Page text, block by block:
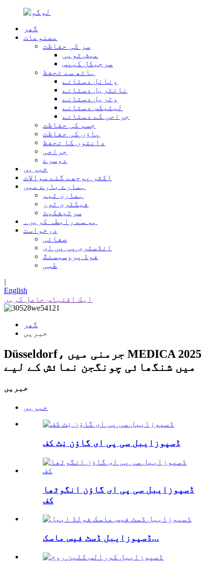
گھر
مصنوعات
سر کی حفاظت
میش ٹوپی
سرجیکل کیپس
ہاتھ سے تحفظ
ونائل دستانے
نائٹریل دستانے
وٹریل دستانے
لیٹیکس دستانے
جراحی کے دستانے
جسم کی حفاظت
پاؤں کی حفاظت
دانتوں کا تحفظ
جراحی
دوسرے
خبریں
اکثر پوچھے گئے سوالات
ہمارے بارے میں
ہماری ٹیم
فیکٹری ٹور
سرٹیفکیٹ
ہم سے رابطہ کریں۔
درخواست
صفائی
انڈسٹری پی پی ای
فوڈ پروسیسنگ
طبی
|
English
ایک اقتباس حاصل کریں
گھر
خبریں
Düsseldorf، جرمنی میں MEDICA 2025
میں شنگھائی چونگجن نمائش کے لیے
خبریں
خبریں
ڈسپوزایبل سی پی ای گاؤن نِٹ کف
ڈسپوزایبل سی پی ای گاؤن انگوٹھا
کف
ڈسپوزایبل ڈسٹ فیس ماسک...